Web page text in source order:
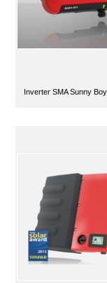
Inverter SMA Sunny